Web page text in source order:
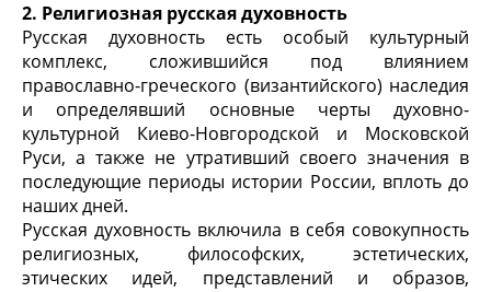
2. Религиозная русская духовность
Русская духовность есть особый культурный
комплекс, сложившийся под влиянием
православно-греческого (византийского) наследия
и определявший основные черты духовно-
культурной Киево-Новгородской и Московской
Руси, а также не утративший своего значения в
последующие периоды истории России, вплоть до
наших дней.
Русская духовность включила в себя совокупность
религиозных, философских, эстетических,
этических идей, представлений и образов,